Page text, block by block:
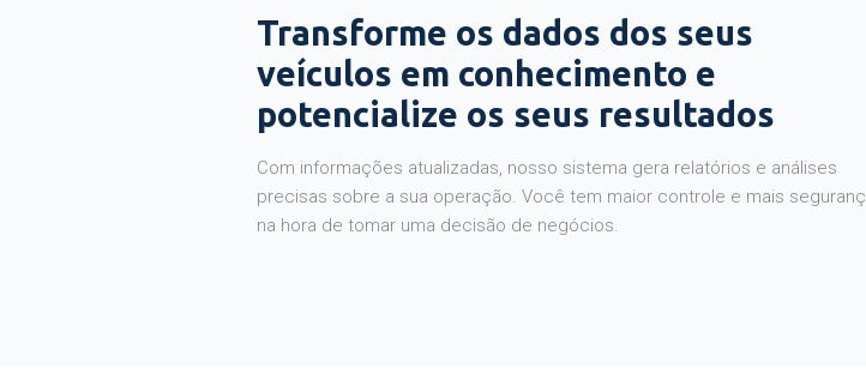
Transforme os dados dos seus
veículos em conhecimento e
potencialize os seus resultados
Com informações atualizadas, nosso sistema gera relatórios e análises
precisas sobre a sua operação. Você tem maior controle e mais segurança
na hora de tomar uma decisão de negócios.